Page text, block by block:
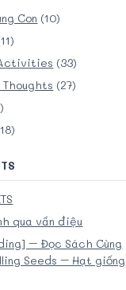
Con (10)
(33)
Thoughts (27)
qua vần điệu
– Đọc Sách Cùng
Seeds – Hạt giống